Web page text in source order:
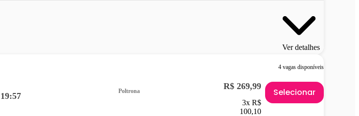
Ver detalhes
4 vagas disponíveis
19:57 Poltrona R$ 269,99
3x R$
100,10
Selecionar